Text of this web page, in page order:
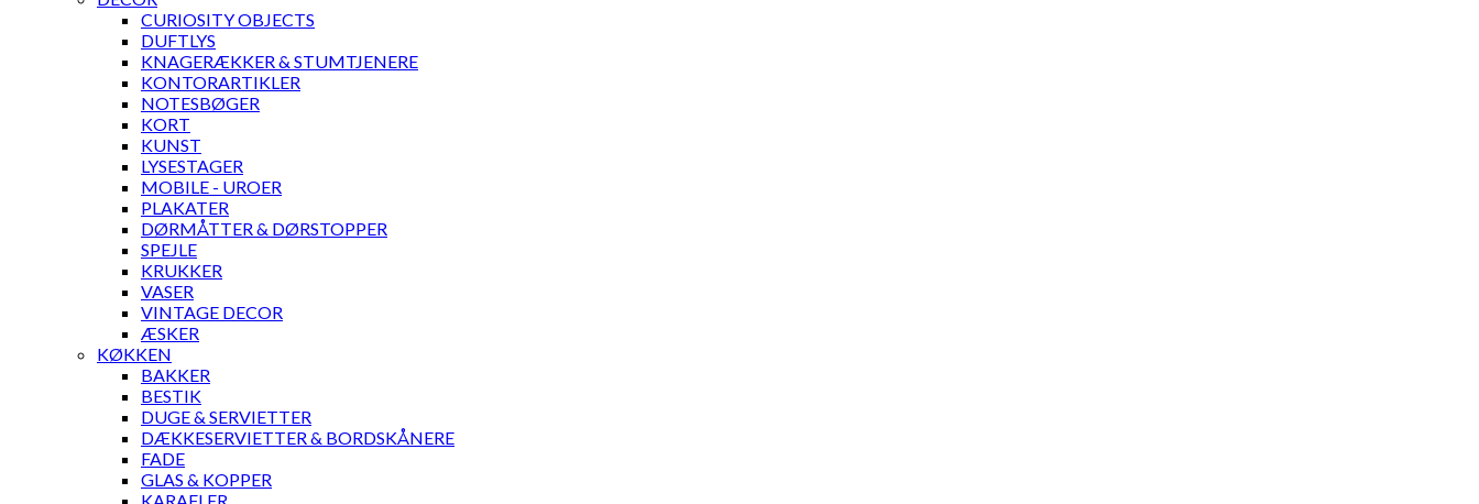
CURIOSITY OBJECTS
DUFTLYS
KNAGERÆKKER & STUMTJENERE
KONTORARTIKLER
NOTESBØGER
KORT
KUNST
LYSESTAGER
MOBILE - UROER
PLAKATER
DØRMÅTTER & DØRSTOPPER
SPEJLE
KRUKKER
VASER
VINTAGE DECOR
ÆSKER
KØKKEN
BAKKER
BESTIK
DUGE & SERVIETTER
DÆKKESERVIETTER & BORDSKÅNERE
FADE
GLAS & KOPPER